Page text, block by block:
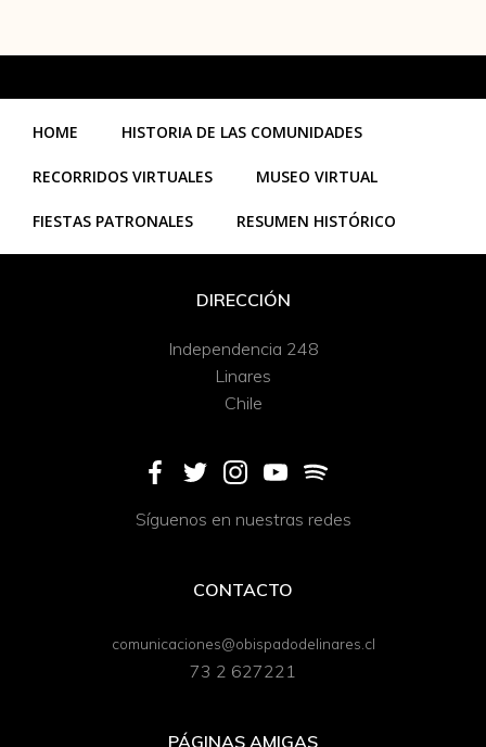
HOME HISTORIA DE LAS COMUNIDADES
RECORRIDOS VIRTUALES MUSEO VIRTUAL
FIESTAS PATRONALES RESUMEN HISTÓRICO
DIRECCIÓN
Independencia 248
Linares
Chile
Síguenos en nuestras redes
CONTACTO
comunicaciones@obispadodelinares.cl
73 2 627221
PÁGINAS AMIGAS